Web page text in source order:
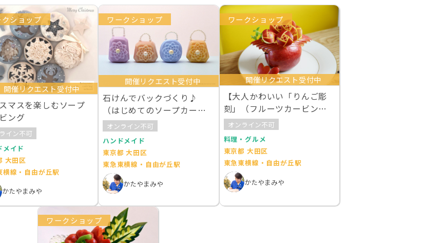
クショップ
開催リクエスト受付中
マスを楽しむソープ
ング
イン不可
メイド
大田区
横線・自由が丘駅
かたやまみや
ワークショップ
開催リクエスト受付中
石けんでバックづくり♪
（はじめてのソープカービ
ング１）
オンライン不可
ハンドメイド
東京都 大田区
東急東横線・自由が丘駅
かたやまみや
ワークショップ
開催リクエスト受付中
【大人かわいい「りんご彫
刻」（フルーツカービン
グ）レッスン♪
オンライン不可
料理・グルメ
東京都 大田区
東急東横線・自由が丘駅
かたやまみや
ワークショップ